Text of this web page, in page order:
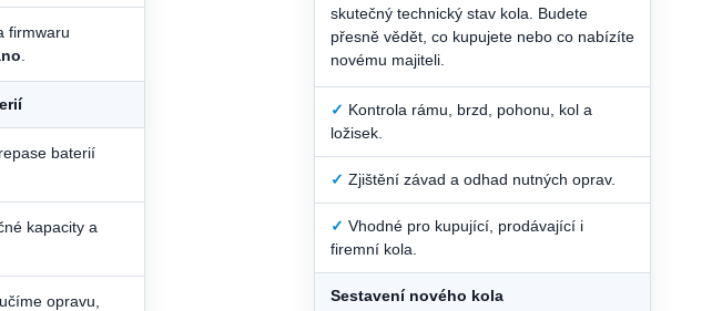
firmwaru
baterií
kapacity a
opravu,
skutečný technický stav kola. Budete
přesně vědět, co kupujete nebo co nabízíte
novému majiteli.
✓ Kontrola rámu, brzd, pohonu, kol a
ložisek.
✓ Zjištění závad a odhad nutných oprav.
✓ Vhodné pro kupující, prodávající i
firemní kola.
Sestavení nového kola